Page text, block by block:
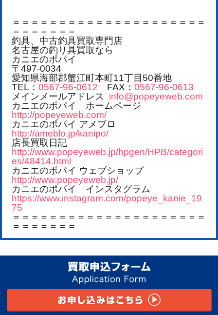
＝＝＝＝＝＝＝＝＝＝＝＝＝＝＝＝＝＝＝＝＝
＝＝＝＝＝＝＝
釣具、中古釣具買取専門店
名古屋の釣り具買取なら
カニエのポパイ
〒497-0034
愛知県海部郡蟹江町本町11丁目50番地
TEL： 0567-96-0612 FAX： 0567-96-0613
メインメールアドレス
info@popeyeweb.com
カニエのポパイ ホームページ
http://popeyeweb.com/
カニエのポパイ アメブロ
http://ameblo.jp/kanipo/
店長買取日記
http://www.popeyeweb.jp/hpgen/HPB/categori
es/48414.html
カニエのポパイ ウェブショップ
http://www.popeyeweb.jp/
カニエのポパイ インスタグラム
https://www.instagram.com/popeye_kanie_19
75
＝＝＝＝＝＝＝＝＝＝＝＝＝＝＝＝＝＝＝＝＝
＝＝＝＝＝＝＝